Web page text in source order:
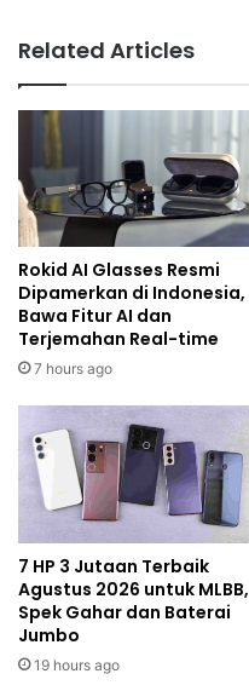
Related Articles
Rokid AI Glasses Resmi
Dipamerkan di Indonesia,
Bawa Fitur AI dan
Terjemahan Real-time
7 hours ago
7 HP 3 Jutaan Terbaik
Agustus 2026 untuk MLBB,
Spek Gahar dan Baterai
Jumbo
19 hours ago